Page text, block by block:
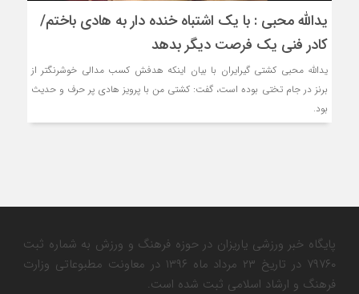
یدالله محبی : با یک اشتباه خنده دار به هادی باختم/
کادر فنی یک فرصت دیگر بدهد
یدالله محبی کشتی گیرایران با بیان اینکه هدفش کسب مدالی خوشرنگتر از
برنز در جام تختی بوده است، گفت: کشتی من با پرویز هادی پر حرف و حدیث
بود.
پایگاه خبر ورزشی یاریزان در حوزه فرهنگ و ورزش به شماره ثبت
۷۹۷۶۰ در تاریخ ۲۳ مرداد ماه ۱۳۹۶ در معاونت مطبوعاتی وزارت
فرهنگ و ارشاد اسلامی ثبت شده است.